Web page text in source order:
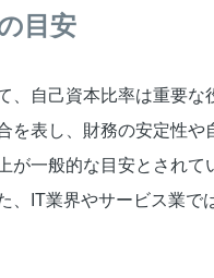
目安
、自己資本比率は重要
を表し、財務の安定性
が一般的な目安とされ
、IT業界やサービス業